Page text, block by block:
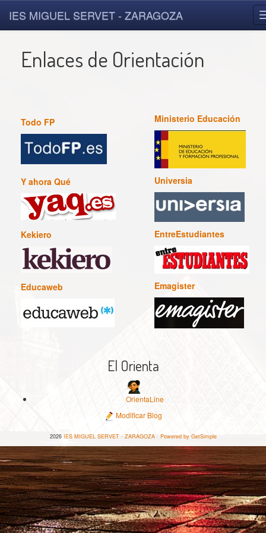
IES MIGUEL SERVET - ZARAGOZA
Enlaces de Orientación
Todo FP Ministerio Educación
Y ahora Qué Universia
Kekiero EntreEstudiantes
Educaweb Emagister
El Orienta
OrientaLine
Modificar Blog
2026 IES MIGUEL SERVET - ZARAGOZA· Powered by GetSimple